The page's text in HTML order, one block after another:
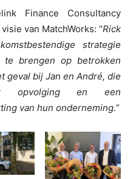
Finance Consultancy
van MatchWorks: “Rick
strategie
brengen op betrokken
geval bij Jan en André, die
opvolging en een
van hun onderneming.”